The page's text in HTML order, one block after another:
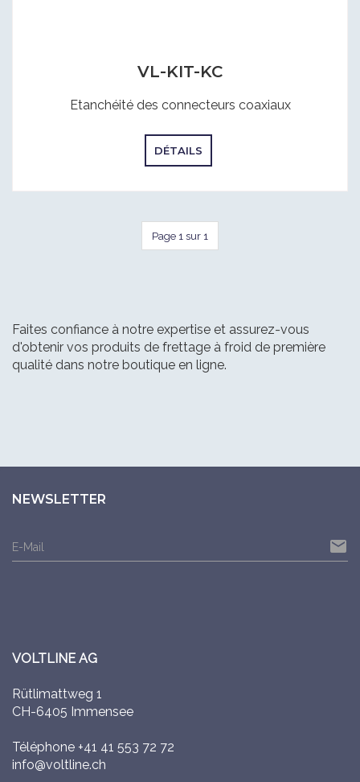
VL-KIT-KC
Etanchéité des connecteurs coaxiaux
DÉTAILS
Page 1 sur 1
Faites confiance à notre expertise et assurez-vous
d'obtenir vos produits de frettage à froid de première
qualité dans notre boutique en ligne.
NEWSLETTER
E-Mail email
VOLTLINE AG
Rütlimattweg 1
CH-6405 Immensee
Téléphone +41 41 553 72 72
info@voltline.ch